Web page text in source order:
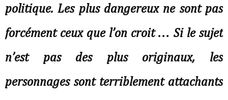
politique. Les plus dangereux ne sont pas
forcément ceux que l’on croit … Si le sujet
n’est pas des plus originaux, les
personnages sont terriblement attachants